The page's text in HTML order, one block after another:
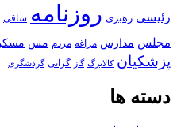
رئیسی رهبری روزنامه ساقی
مجلس مدارس مراغه مردم مس
پزشکیان کالابرگ گاز گرانی گردشگری
دسته ها